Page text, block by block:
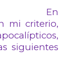
mi criterio,
siguientes